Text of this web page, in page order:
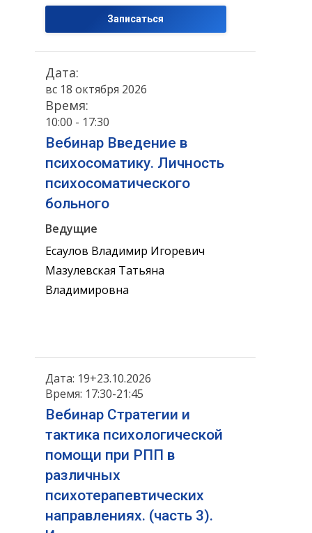
Записаться
Дата:
вс 18 октября 2026
Время:
10:00 - 17:30
Вебинар Введение в
психосоматику. Личность
психосоматического
больного
Ведущие
Есаулов Владимир Игоревич
Мазулевская Татьяна
Владимировна
Дата: 19+23.10.2026
Время: 17:30-21:45
Вебинар Стратегии и
тактика психологической
помощи при РПП в
различных
психотерапевтических
направлениях. (часть 3).